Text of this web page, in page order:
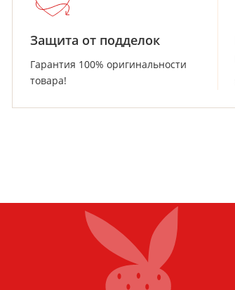
Защита от подделок
Гарантия 100% оригинальности
товара!